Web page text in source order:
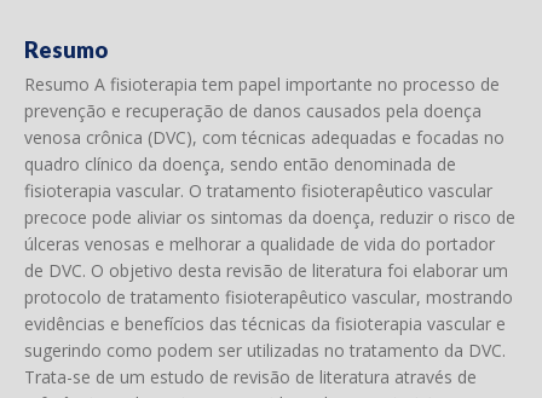
Resumo
Resumo A fisioterapia tem papel importante no processo de
prevenção e recuperação de danos causados pela doença
venosa crônica (DVC), com técnicas adequadas e focadas no
quadro clínico da doença, sendo então denominada de
fisioterapia vascular. O tratamento fisioterapêutico vascular
precoce pode aliviar os sintomas da doença, reduzir o risco de
úlceras venosas e melhorar a qualidade de vida do portador
de DVC. O objetivo desta revisão de literatura foi elaborar um
protocolo de tratamento fisioterapêutico vascular, mostrando
evidências e benefícios das técnicas da fisioterapia vascular e
sugerindo como podem ser utilizadas no tratamento da DVC.
Trata-se de um estudo de revisão de literatura através de